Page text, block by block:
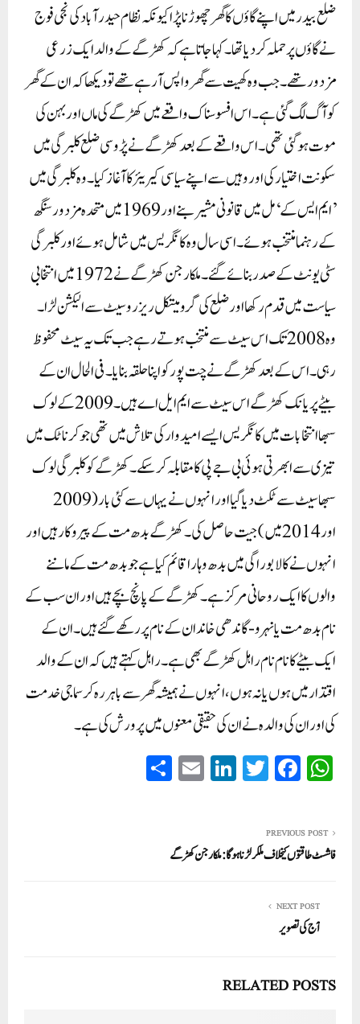
ضلع بیدر میں اپنے گاؤں کا گھر چھوڑنا پڑا کیونکہ نظام حیدرآباد کی نجی فوج
نے گاؤں پر حملہ کر دیا تھا۔ کہا جاتا ہے کہ کھڑگے کے والد ایک زرعی
مزدور تھے۔ جب وہ کھیت سے گھر واپس آرہے تھے تو دیکھا کہ ان کے گھر
کو آگ لگ گئی ہے۔ اس افسوسناک واقعے میں کھڑگے کی ماں اور بہن کی
موت ہوگئی تھی۔اس واقعے کے بعد کھڑگے نے پڑوسی ضلع کلبرگی میں
سکونت اختیار کی اور وہیں سے اپنے سیاسی کیریئر کا آغاز کیا۔ وہ کلبرگی میں
’ایم ایس کے‘ مل میں قانونی مشیر بنے اور 1969 میں متحدہ مزدور سنگھ
کے رہنما منتخب ہوئے۔ اسی سال وہ کانگریس میں شامل ہوئے اور کلبرگی
سٹی یونٹ کے صدر بنائے گئے۔ملکارجن کھڑگے نے 1972 میں انتخابی
سیاست میں قدم رکھا اور ضلع کی گرومیتکل ریزرو سیٹ سے الیکشن لڑا۔
وہ 2008 تک اس سیٹ سے منتخب ہوتے رہے جب تک یہ سیٹ محفوظ
رہی۔ اس کے بعد کھڑگے نے چت پور کو اپنا حلقہ بنایا۔ فی الحال ان کے
بیٹے پریانک کھڑگے اس سیٹ سے ایم ایل اے ہیں۔2009 کے لوک
سبھا انتخابات میں کانگریس ایسے امیدوار کی تلاش میں تھی جو کرناٹک میں
تیزی سے ابھرتی ہوئی بی جے پی کا مقابلہ کر سکے۔ کھڑگے کو کلبرگی لوک
سبھا سیٹ سے ٹکٹ دیا گیا اور انہوں نے یہاں سے کئی بار (2009
اور 2014 میں) جیت حاصل کی۔کھڑگے بدھ مت کے پیروکار ہیں اور
انہوں نے کالابوراگی میں بدھ وہارا قائم کیا ہے جو بدھ مت کے ماننے
والوں کا ایک روحانی مرکز ہے۔ کھڑگے کے پانچ بچے ہیں اور ان سب کے
نام بدھ مت یا نہرو-گاندھی خاندان کے نام پر رکھے گئے ہیں۔ ان کے
ایک بیٹے کا نام نام راہل کھڑگے بھی ہے۔ راہل کہتے ہیں کہ ان کے والد
اقتدار میں ہوں یا نہ ہوں، انہوں نے ہمیشہ گھر سے باہر رہ کر سماجی خدمت
کی اور ان کی والدہ نے ان کی حقیقی معنوں میں پرورش کی ہے۔
W
ha
A
pp
Fa
ce
ok
T
wi
r
Li
nk
In
E
m
PREVIOUS POST
فاشسٹ طاقتوں کیخلاف ملکر لڑنا ہوگا: ملکا رجن کھڑگے
NEXT POST
آج کی تصویر
RELATED POSTS